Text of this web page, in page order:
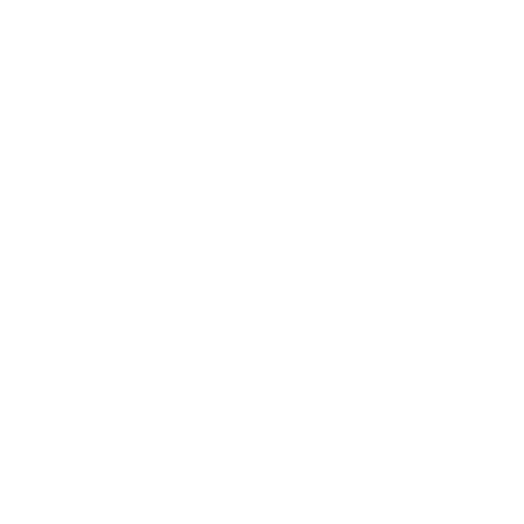
und W. Weitschies, Enteric‑Coated Capsules Providing Reliable Site‑Specific Drug Delivery to the Distal Ileum., Molecular
Sciences, 198, (Jul. 2024)
C. A. Ritter und W. Weitschies, Investigation of real‑life drug intake behaviour in older adults and geriatric patients in Northern
M. Grimm, S. Engeli und W. Weitschies, Impact of advanced age on the gastric emptying of water under fasted and fed state
J. M. Van Eijnatten, J. Alyami, R. Deng, D. Freitas, M. Grimm, L. J. Karhunen, S. Krishnasamy, S. Le Feunteun, D. N. Lobo,
interindividual variability in fasted gastric content volume., Neurogastroenterology & Motility, 36, 11, (Nov. 2024)
und M. Grimm, Esophageal transit of solid oral dosage forms – impact of different surface materials characterized in vitro and in vivo
203, (Dez. 2024)
Development of Novel Oral Delivery Systems Using Additive Manufacturing Technologies to Overcome Biopharmaceutical
2024)
and A. Seidlitz, Ex Vivo Visualization of Distribution of Intravitreal Injections in the Porcine Vitreous and Hydrogels Simulating the
of Test Programs for the Biorelevant Characterization of Esophageal-Applied Dosage Forms., Polymers (Basel)., 15, 16, (Aug. 2023)
T. Nolte, T. Pfrommer, V. Rönnpagel, A. Rump, K. Schaefer, A.-C. Willmann, and W. Weitschies, Evaluation of Pharmacobezoar
An MRI Study in Rats., Pharmaceutics, 15, 3, (Mar. 2023)
M. Koziolek, and W. Weitschies, Comparing the gastric emptying of 240 mL and 20 mL water by MRI and caffeine salivary tracer
Verfahrenstechnik e.V, 184, (Mar. 2023), 150–158
M. V. Tzvetkov, and W. Weitschies, Comparing Salivary Caffeine Kinetics of (13)C and (12)C Caffeine for Gastric Emptying of 50 mL
Gollasch, and W. Weitschies, Influence of Solid Oral Dosage Form Characteristics on Swallowability, Visual Perception, and Handling
Flüssigkeitsverteilungen und ihrer Einflüsse auf orale Arzneiformen mithilfe der Magnetresonanztomographie
Einflusses gastraler Parameter auf das Zerfalls- und Freisetzungsverhalten schnell freisetzender, oraler Darreichungsformen unter
Magenentleerung auf das Zerfalls- und Freisetzungsverhalten schnell freisetzender Arzneiformen nach nüchterner Applikation
G for the Local Treatment of Helicobacter pylori
biorelevant dissolution and precipitation testing of poorly soluble drugs
auf das Freisetzungsverhalten aus gastroretentiven Arzneiformen
von Wirkstoffen nach intramuskulärer Applikation
und intestinalen Schleimhäuten
zur intestinalen Anwendung am Menschen
ösophageal applizierbarer Polyvinylalkoholfilme
Wirkstoffen
bei unterschiedlichen Einnahmebedingungen mithilfe des GastroDuo
Formulation Platforms
Fentanylpflaster und End-of-Dose Phänomenen
Anwendung
Sulfasalazin nach oraler Gabe mit Wasser, Maltodextrinlösung und Grapefruitsaft in Abhängigkeit der gastrointestinalen